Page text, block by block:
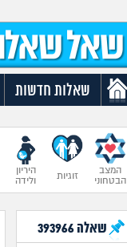
שאלות חדשות
המצב
הבטחוני
זוגיות
היריון
ולידה
שאלה393966